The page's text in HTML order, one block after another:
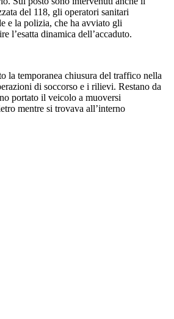
del 118, gli operatori sanitari
e la polizia, che ha avviato gli
l’esatta dinamica dell’accaduto.
la temporanea chiusura del traffico nella
di soccorso e i rilievi. Restano da
portato il veicolo a muoversi
mentre si trovava all’interno